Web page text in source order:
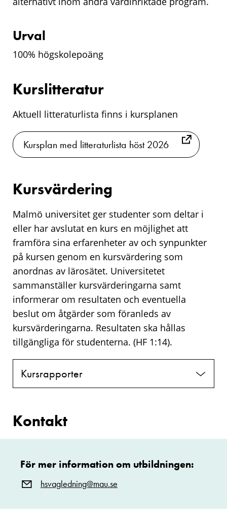
Urval
100% högskolepoäng
Kurslitteratur
Aktuell litteraturlista finns i kursplanen
Kursplan med litteraturlista höst 2026
Kursvärdering
Malmö universitet ger studenter som deltar i
eller har avslutat en kurs en möjlighet att
framföra sina erfarenheter av och synpunkter
på kursen genom en kursvärdering som
anordnas av lärosätet. Universitetet
sammanställer kursvärderingarna samt
informerar om resultaten och eventuella
beslut om åtgärder som föranleds av
kursvärderingarna. Resultaten ska hållas
tillgängliga för studenterna. (HF 1:14).
Kursrapporter
Kontakt
För mer information om utbildningen:
hsvagledning@mau.se